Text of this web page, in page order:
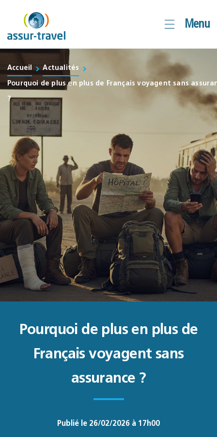
contenu
Menu
Accueil Actualités
Pourquoi de plus en plus de Français voyagent sans
?
Pourquoi de plus en plus de
Français voyagent sans
assurance ?
Publié le 26/02/2026 à 17h00